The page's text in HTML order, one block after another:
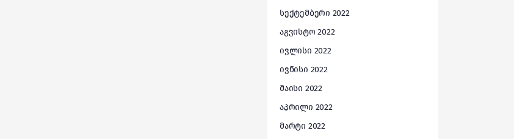
სექტემბერი 2022
აგვისტო 2022
ივლისი 2022
ივნისი 2022
მაისი 2022
აპრილი 2022
მარტი 2022